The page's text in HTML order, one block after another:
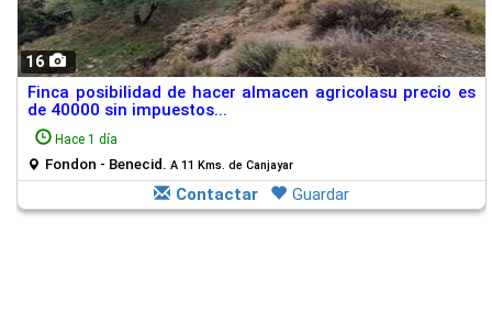
16
Finca posibilidad de hacer almacen agricolasu precio es
de 40000 sin impuestos...
Hace 1 día
Fondon - Benecid. A 11 Kms. de Canjayar
Contactar Guardar